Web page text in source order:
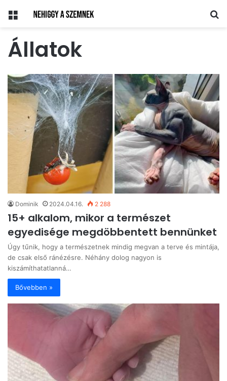
Menü
Állatok
Dominik 2024.04.16. 2 288
15+ alkalom, mikor a természet
egyedisége megdöbbentett bennünket
Úgy tűnik, hogy a természetnek mindig megvan a terve és mintája,
de csak első ránézésre. Néhány dolog nagyon is
kiszámíthatatlanná…
Bővebben »